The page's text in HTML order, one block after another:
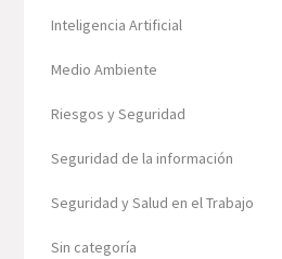
Inteligencia Artificial
Medio Ambiente
Riesgos y Seguridad
Seguridad de la información
Seguridad y Salud en el Trabajo
Sin categoría